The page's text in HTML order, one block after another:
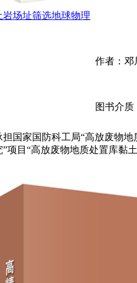
场址筛选地球物理
作者：邓
图书介质
国家国防科工局“高放废物
项目“高放废物地质处置库黏